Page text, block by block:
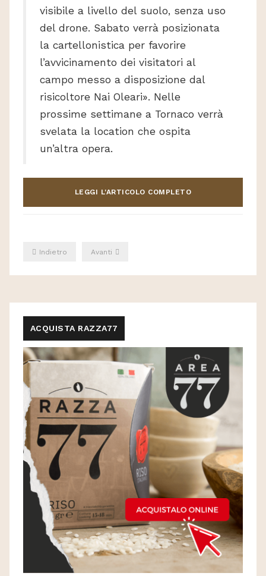
visibile a livello del suolo, senza uso
del drone. Sabato verrà posizionata
la cartellonistica per favorire
l’avvicinamento dei visitatori al
campo messo a disposizione dal
risicoltore Nai Oleari». Nelle
prossime settimane a Tornaco verrà
svelata la location che ospita
un’altra opera.
LEGGI L'ARTICOLO COMPLETO
Indietro Avanti
ACQUISTA RAZZA77